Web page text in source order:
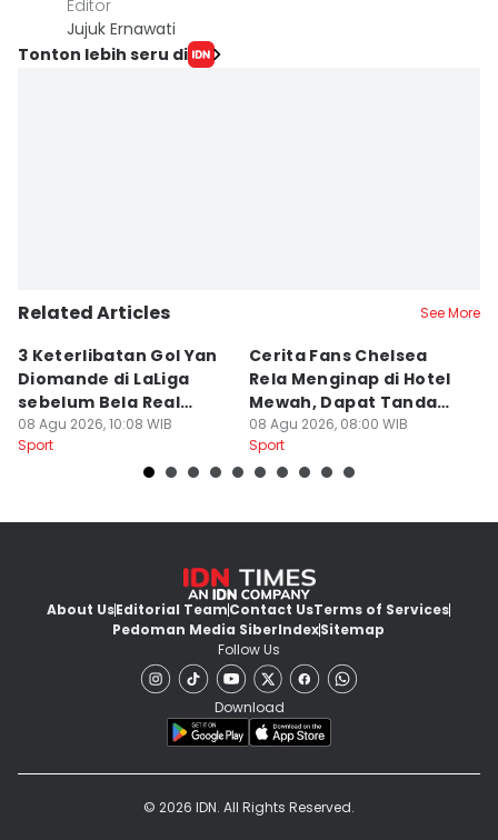
Editor
Jujuk Ernawati
Tonton lebih seru di
Related Articles See More
3 Keterlibatan Gol Yan
Diomande di LaLiga
sebelum Bela Real
Madrid
08 Agu 2026, 10:08 WIB
Sport
Cerita Fans Chelsea
Rela Menginap di Hotel
Mewah, Dapat Tanda
Tangan Alonso
08 Agu 2026, 08:00 WIB
Sport
About UsEditorial TeamContact UsTerms of Services
Pedoman Media SiberIndexSitemap
Follow Us
Download
© 2026 IDN. All Rights Reserved.